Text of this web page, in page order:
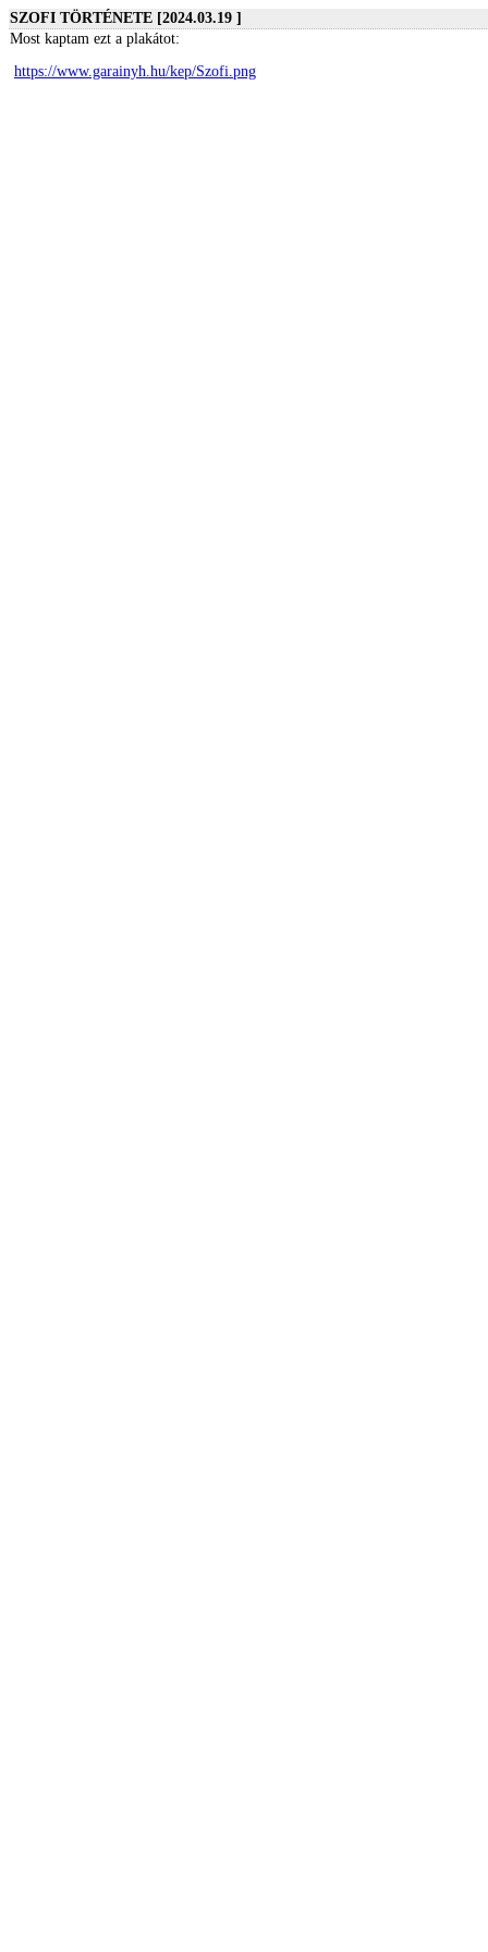
SZOFI TÖRTÉNETE [2024.03.19 ]
Most kaptam ezt a plakátot:
https://www.garainyh.hu/kep/Szofi.png